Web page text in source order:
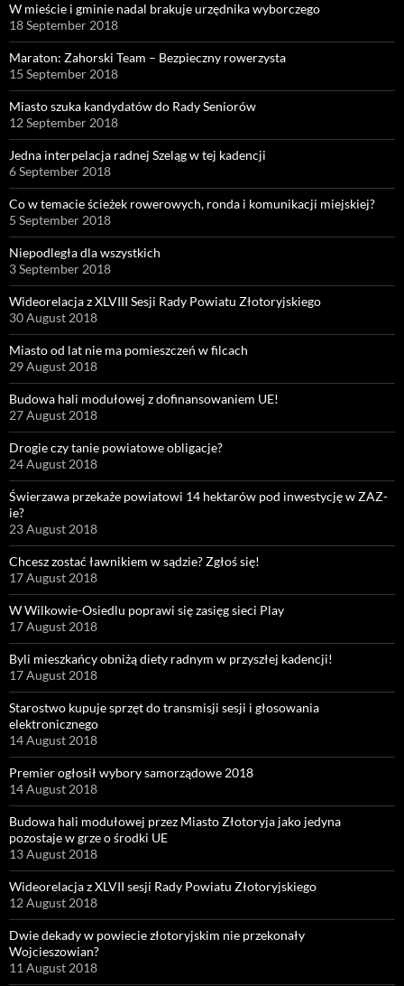
W mieście i gminie nadal brakuje urzędnika wyborczego
18 September 2018
Maraton: Zahorski Team – Bezpieczny rowerzysta
15 September 2018
Miasto szuka kandydatów do Rady Seniorów
12 September 2018
Jedna interpelacja radnej Szeląg w tej kadencji
6 September 2018
Co w temacie ścieżek rowerowych, ronda i komunikacji miejskiej?
5 September 2018
Niepodległa dla wszystkich
3 September 2018
Wideorelacja z XLVIII Sesji Rady Powiatu Złotoryjskiego
30 August 2018
Miasto od lat nie ma pomieszczeń w filcach
29 August 2018
Budowa hali modułowej z dofinansowaniem UE!
27 August 2018
Drogie czy tanie powiatowe obligacje?
24 August 2018
Świerzawa przekaże powiatowi 14 hektarów pod inwestycję w ZAZ-
ie?
23 August 2018
Chcesz zostać ławnikiem w sądzie? Zgłoś się!
17 August 2018
W Wilkowie-Osiedlu poprawi się zasięg sieci Play
17 August 2018
Byli mieszkańcy obniżą diety radnym w przyszłej kadencji!
17 August 2018
Starostwo kupuje sprzęt do transmisji sesji i głosowania
elektronicznego
14 August 2018
Premier ogłosił wybory samorządowe 2018
14 August 2018
Budowa hali modułowej przez Miasto Złotoryja jako jedyna
pozostaje w grze o środki UE
13 August 2018
Wideorelacja z XLVII sesji Rady Powiatu Złotoryjskiego
12 August 2018
Dwie dekady w powiecie złotoryjskim nie przekonały
Wojcieszowian?
11 August 2018